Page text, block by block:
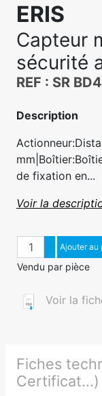
ERIS
Capteur
sécurité
REF : SR
Description
de fixation en...
Voir la
QuantitéAugmenter
Diminuer
Ajouter au
Vendu par pièce
Voir la
Fiches
Certificat...)